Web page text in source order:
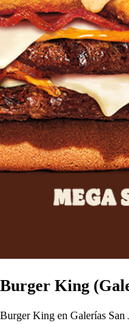
Burger King
Burger King en Galerías San